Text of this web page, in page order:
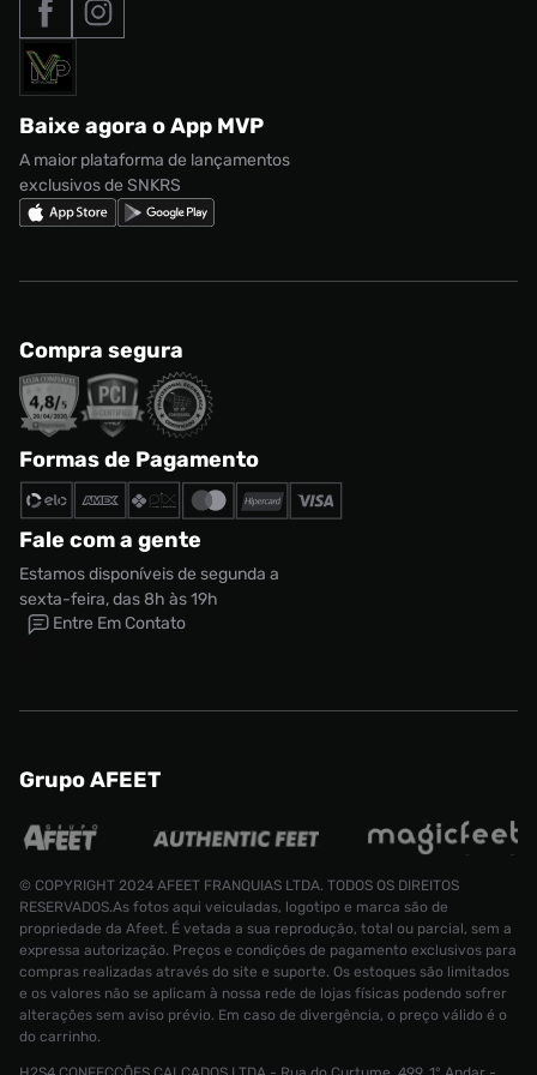
Acessórios
Marcas
adidas Adi2000
adidas Campus
Nike Shox
Termos de uso
Política de privacidade
Regulamento CRM/ CASHBACK
Regulamento Cupom
Formas de Pagamento
Solicite seus dados
Baixe agora o App MVP
A maior plataforma de lançamentos
exclusivos de SNKRS
Compra segura
Formas de Pagamento
Fale com a gente
Estamos disponíveis de segunda a
sexta-feira, das 8h às 19h
Entre Em Contato
Grupo AFEET
© COPYRIGHT 2024 AFEET FRANQUIAS LTDA. TODOS OS DIREITOS
RESERVADOS.As fotos aqui veiculadas, logotipo e marca são de
propriedade da Afeet. É vetada a sua reprodução, total ou parcial, sem a
expressa autorização. Preços e condições de pagamento exclusivos para
compras realizadas através do site e suporte. Os estoques são limitados
e os valores não se aplicam à nossa rede de lojas físicas podendo sofrer
alterações sem aviso prévio. Em caso de divergência, o preço válido é o
do carrinho.